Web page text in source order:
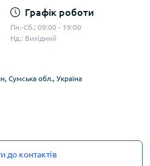
Графік роботи
Пн.-Сб.: 09:00 - 19:00
Нд.: Вихідний
Сумська обл., Україна
до контактів